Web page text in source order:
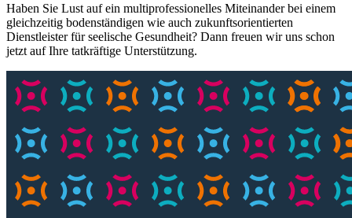
Haben Sie Lust auf ein multiprofessionelles Miteinander bei einem
gleichzeitig bodenständigen wie auch zukunftsorientierten
Dienstleister für seelische Gesundheit? Dann freuen wir uns schon
jetzt auf Ihre tatkräftige Unterstützung.